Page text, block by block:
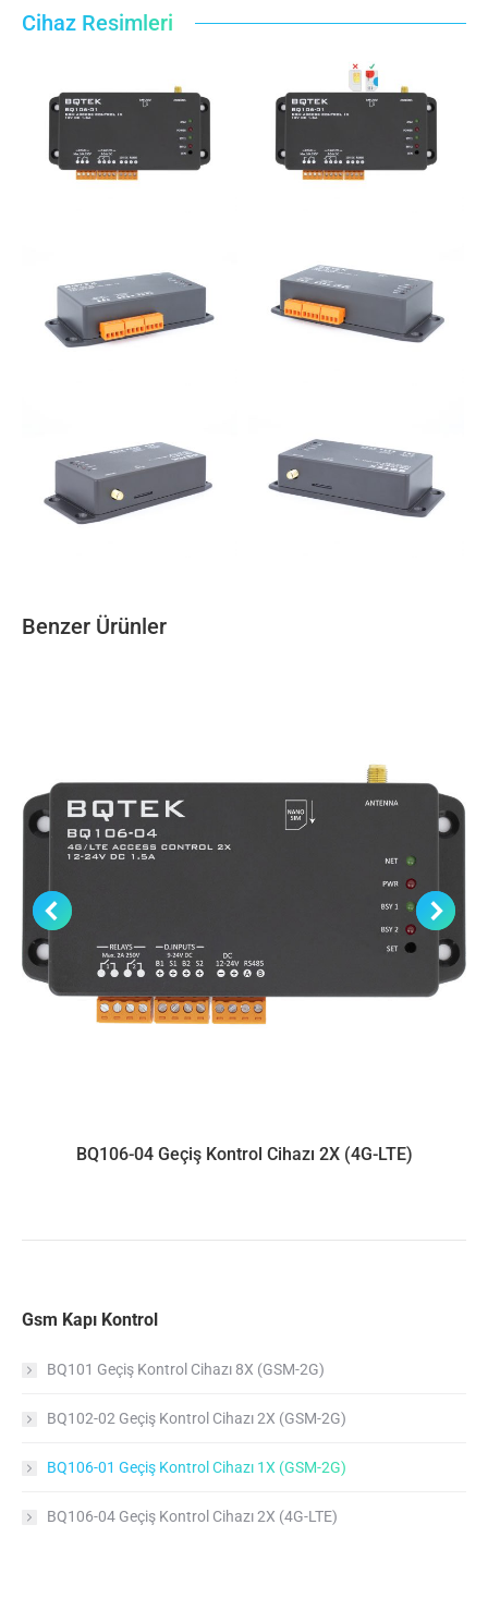
Cihaz Resimleri
Benzer Ürünler
BQ106-04 Geçiş Kontrol Cihazı 2X (4G-LTE)
Gsm Kapı Kontrol
BQ101 Geçiş Kontrol Cihazı 8X (GSM-2G)
BQ102-02 Geçiş Kontrol Cihazı 2X (GSM-2G)
BQ106-01 Geçiş Kontrol Cihazı 1X (GSM-2G)
BQ106-04 Geçiş Kontrol Cihazı 2X (4G-LTE)